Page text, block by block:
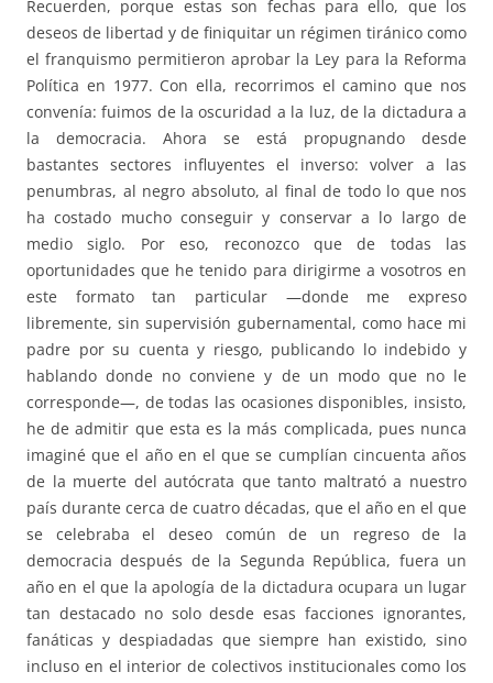
Recuerden, porque estas son fechas para ello, que los
deseos de libertad y de finiquitar un régimen tiránico como
el franquismo permitieron aprobar la Ley para la Reforma
Política en 1977. Con ella, recorrimos el camino que nos
convenía: fuimos de la oscuridad a la luz, de la dictadura a
la democracia. Ahora se está propugnando desde
bastantes sectores influyentes el inverso: volver a las
penumbras, al negro absoluto, al final de todo lo que nos
ha costado mucho conseguir y conservar a lo largo de
medio siglo. Por eso, reconozco que de todas las
oportunidades que he tenido para dirigirme a vosotros en
este formato tan particular —donde me expreso
libremente, sin supervisión gubernamental, como hace mi
padre por su cuenta y riesgo, publicando lo indebido y
hablando donde no conviene y de un modo que no le
corresponde—, de todas las ocasiones disponibles, insisto,
he de admitir que esta es la más complicada, pues nunca
imaginé que el año en el que se cumplían cincuenta años
de la muerte del autócrata que tanto maltrató a nuestro
país durante cerca de cuatro décadas, que el año en el que
se celebraba el deseo común de un regreso de la
democracia después de la Segunda República, fuera un
año en el que la apología de la dictadura ocupara un lugar
tan destacado no solo desde esas facciones ignorantes,
fanáticas y despiadadas que siempre han existido, sino
incluso en el interior de colectivos institucionales como los